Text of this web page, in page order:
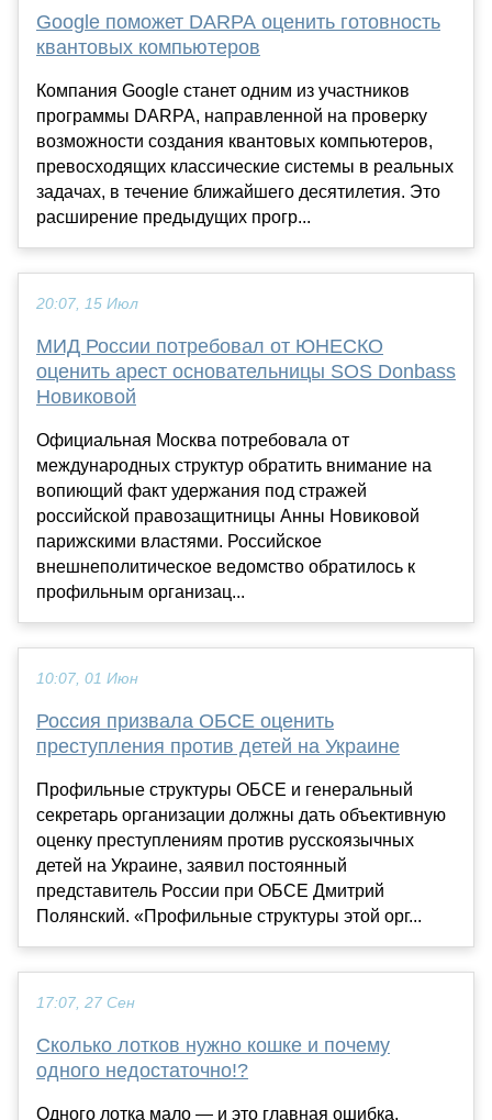
Google поможет DARPA оценить готовность
квантовых компьютеров
Компания Google станет одним из участников
программы DARPA, направленной на проверку
возможности создания квантовых компьютеров,
превосходящих классические системы в реальных
задачах, в течение ближайшего десятилетия. Это
расширение предыдущих прогр...
20:07, 15 Июл
МИД России потребовал от ЮНЕСКО
оценить арест основательницы SOS Donbass
Новиковой
Официальная Москва потребовала от
международных структур обратить внимание на
вопиющий факт удержания под стражей
российской правозащитницы Анны Новиковой
парижскими властями. Российское
внешнеполитическое ведомство обратилось к
профильным организац...
10:07, 01 Июн
Россия призвала ОБСЕ оценить
преступления против детей на Украине
Профильные структуры ОБСЕ и генеральный
секретарь организации должны дать объективную
оценку преступлениям против русскоязычных
детей на Украине, заявил постоянный
представитель России при ОБСЕ Дмитрий
Полянский. «Профильные структуры этой орг...
17:07, 27 Сен
Сколько лотков нужно кошке и почему
одного недостаточно!?
Одного лотка мало — и это главная ошибка,